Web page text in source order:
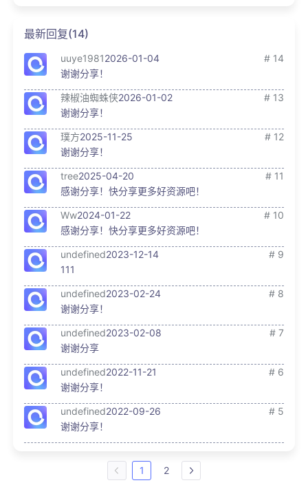
最新回复(14)
uuye19812026-01-04
# 14
谢谢分享！
辣椒油蜘蛛侠2026-01-02
# 13
谢谢分享！
璞方2025-11-25
# 12
谢谢分享！
tree2025-04-20
# 11
感谢分享！快分享更多好资源吧！
Ww2024-01-22
# 10
感谢分享！快分享更多好资源吧！
undefined2023-12-14
# 9
111
undefined2023-02-24
# 8
谢谢分享！
undefined2023-02-08
# 7
谢谢分享
undefined2022-11-21
# 6
谢谢分享！
undefined2022-09-26
# 5
谢谢分享！
1 2